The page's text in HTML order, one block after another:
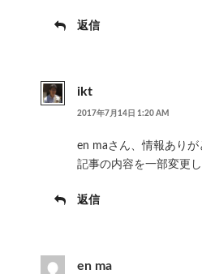
返信
ikt
2017年7月14日 1:20 AM
en maさん、情報ありが
記事の内容を一部変更し
返信
en ma